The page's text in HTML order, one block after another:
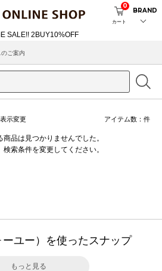
カート
0
BRAND
ご案内
表示変更 アイテム数： 件
品は見つかりませんでした。
検索条件を変更してください。
ユー）を使ったスナップ
もっと見る